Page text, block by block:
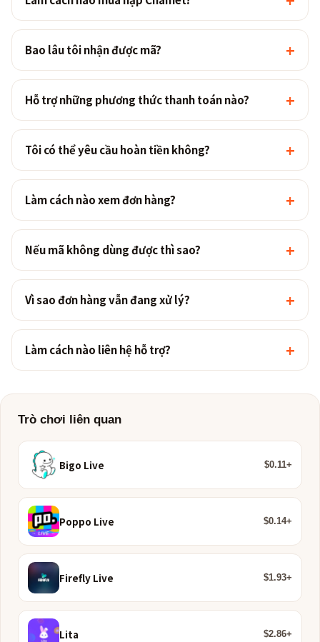
Bao lâu tôi nhận được mã? +
Hỗ trợ những phương thức thanh toán nào? +
Tôi có thể yêu cầu hoàn tiền không? +
Làm cách nào xem đơn hàng? +
Nếu mã không dùng được thì sao? +
Vì sao đơn hàng vẫn đang xử lý? +
Làm cách nào liên hệ hỗ trợ? +
Trò chơi liên quan
Bigo Live $0.11+
Poppo Live $0.14+
Firefly Live $1.93+
Lita $2.86+